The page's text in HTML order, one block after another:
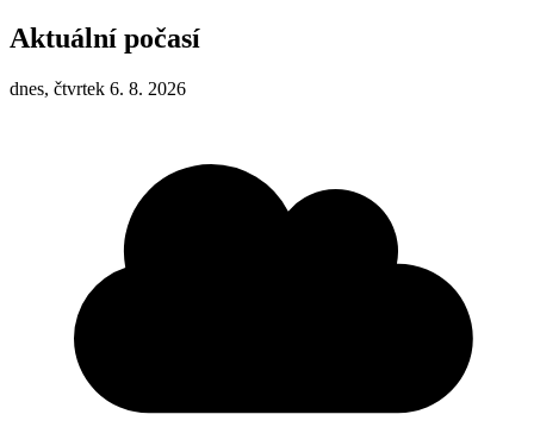
Aktuální počasí
dnes, čtvrtek 6. 8. 2026